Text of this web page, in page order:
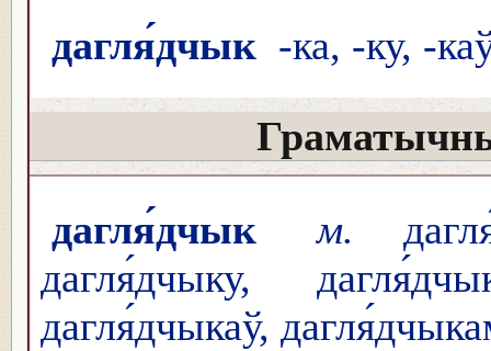
дагля́дчык -ка, -ку, -
дагля́дчык м.
дагля́дчыку,
дагля́дчыкаў,